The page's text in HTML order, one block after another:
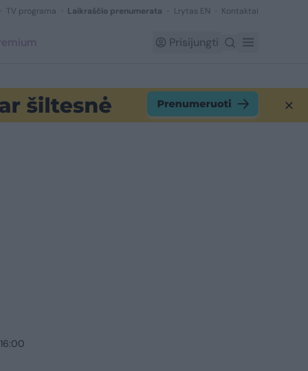
TV programa Laikraščio prenumerata Lrytas EN Kontaktai
Prisijungti